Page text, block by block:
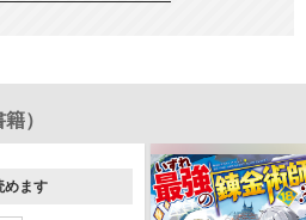
）
めます